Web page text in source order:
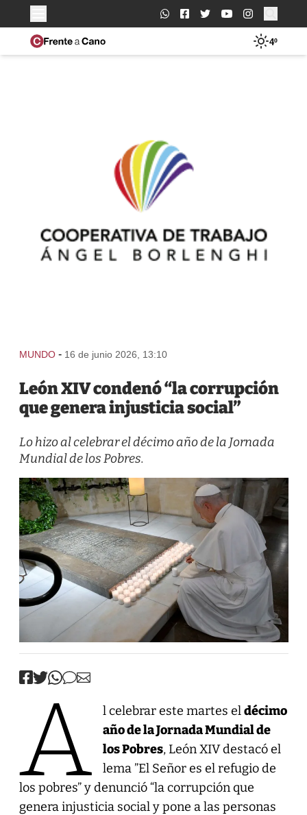
Buscar:
4º
MUNDO - 16 de junio 2026, 13:10
León XIV condenó “la corrupción
que genera injusticia social”
Lo hizo al celebrar el décimo año de la Jornada
Mundial de los Pobres.
A l celebrar este martes eldécimo
año de la Jornada Mundial de
los Pobres, León XIV destacó el
lema ”El Señor es el refugio de
los pobres” y denunció “la corrupción que
genera injusticia social y pone a las personas